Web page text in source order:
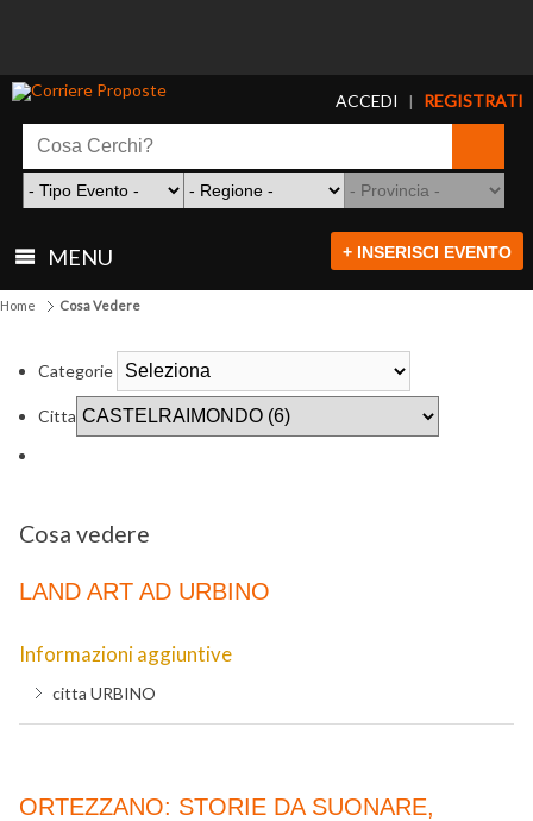
ACCEDI | REGISTRATI
MENU + INSERISCI EVENTO
Home Cosa Vedere
Categorie
Citta
Cosa vedere
LAND ART AD URBINO
Informazioni aggiuntive
citta URBINO
ORTEZZANO: STORIE DA SUONARE,